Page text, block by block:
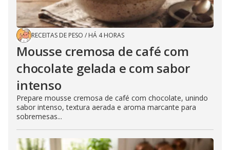
RECEITAS DE PESO / HÁ 4 HORAS
Mousse cremosa de café com
chocolate gelada e com sabor
intenso
Prepare mousse cremosa de café com chocolate, unindo
sabor intenso, textura aerada e aroma marcante para
sobremesas...